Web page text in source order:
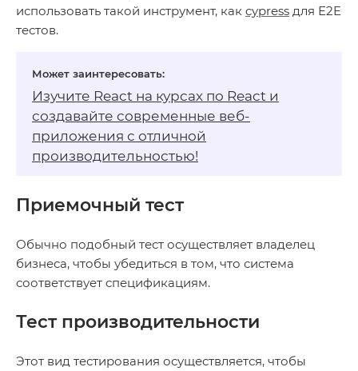
использовать такой инструмент, как cypress для E2E
тестов.
Изучите React на курсах по React и
создавайте современные веб-
приложения с отличной
производительностью!
Приемочный тест
Обычно подобный тест осуществляет владелец
бизнеса, чтобы убедиться в том, что система
соответствует спецификациям.
Тест производительности
Этот вид тестирования осуществляется, чтобы